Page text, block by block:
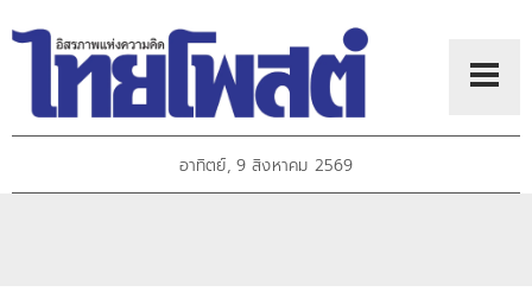
อาทิตย์, 9 สิงหาคม 2569